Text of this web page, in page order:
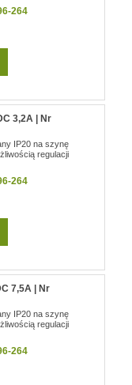
264
3,2A | Nr
IP20 na szynę
regulacji
264
7,5A | Nr
IP20 na szynę
regulacji
264